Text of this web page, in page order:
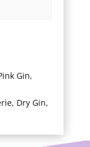
Gin,
, Dry Gin,